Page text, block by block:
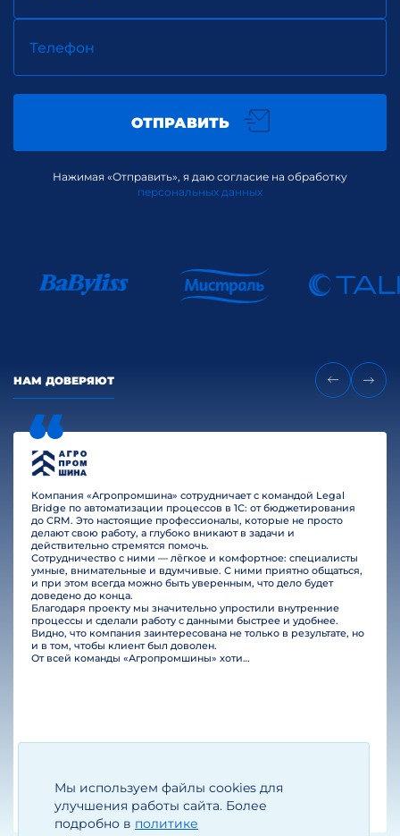
Мы используем файлы cookies для
улучшения работы сайта. Более
подробно в политике
Телефон
ОТПРАВИТЬ
Нажимая «Отправить», я даю согласие на обработку
персональных данных
НАМ ДОВЕРЯЮТ
Компания «Агропромшина» сотрудничает с командой Legal
Bridge по автоматизации процессов в 1С: от бюджетирования
до CRM. Это настоящие профессионалы, которые не просто
делают свою работу, а глубоко вникают в задачи и
действительно стремятся помочь.
Сотрудничество с ними — лёгкое и комфортное: специалисты
умные, внимательные и вдумчивые. С ними приятно общаться,
и при этом всегда можно быть уверенным, что дело будет
доведено до конца.
Благодаря проекту мы значительно упростили внутренние
процессы и сделали работу с данными быстрее и удобнее.
Видно, что компания заинтересована не только в результате, но
и в том, чтобы клиент был доволен.
От всей команды «Агропромшины» хотим поблагодарить специалистов Legal Bridge за отличную работу и человеческое отношение.…
Егизарян И.А.
Генеральный директор